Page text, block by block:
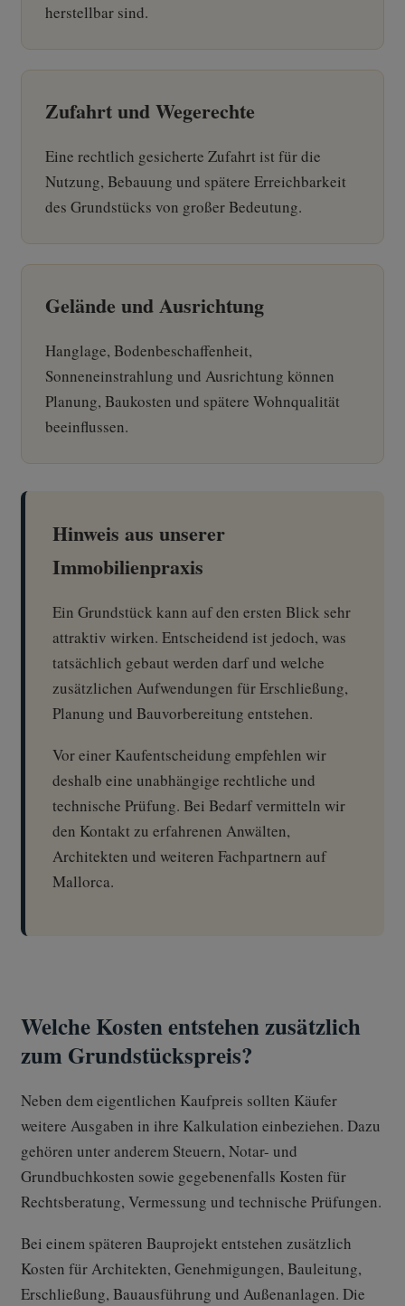
herstellbar sind.
Zufahrt und Wegerechte
Eine rechtlich gesicherte Zufahrt ist für die
Nutzung, Bebauung und spätere Erreichbarkeit
des Grundstücks von großer Bedeutung.
Gelände und Ausrichtung
Hanglage, Bodenbeschaffenheit,
Sonneneinstrahlung und Ausrichtung können
Planung, Baukosten und spätere Wohnqualität
beeinflussen.
Hinweis aus unserer
Immobilienpraxis
Ein Grundstück kann auf den ersten Blick sehr
attraktiv wirken. Entscheidend ist jedoch, was
tatsächlich gebaut werden darf und welche
zusätzlichen Aufwendungen für Erschließung,
Planung und Bauvorbereitung entstehen.
Vor einer Kaufentscheidung empfehlen wir
deshalb eine unabhängige rechtliche und
technische Prüfung. Bei Bedarf vermitteln wir
den Kontakt zu erfahrenen Anwälten,
Architekten und weiteren Fachpartnern auf
Mallorca.
Welche Kosten entstehen zusätzlich
zum Grundstückspreis?
Neben dem eigentlichen Kaufpreis sollten Käufer
weitere Ausgaben in ihre Kalkulation einbeziehen. Dazu
gehören unter anderem Steuern, Notar- und
Grundbuchkosten sowie gegebenenfalls Kosten für
Rechtsberatung, Vermessung und technische Prüfungen.
Bei einem späteren Bauprojekt entstehen zusätzlich
Kosten für Architekten, Genehmigungen, Bauleitung,
Erschließung, Bauausführung und Außenanlagen. Die